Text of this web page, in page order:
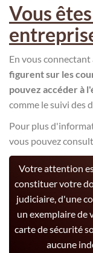
Vous
En vous connectant
figurent sur les
pouvez accéder à
comme le suivi des
Pour plus
vous pouvez
Votre attention
constituer votre
judiciaire, d'une
un exemplaire de
carte de sécurité
aucune